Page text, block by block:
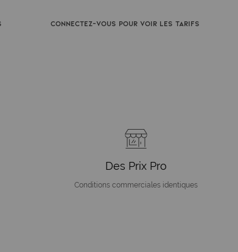
Connectez-vous pour voir les tarifs
Des Prix Pro
Conditions commerciales identiques